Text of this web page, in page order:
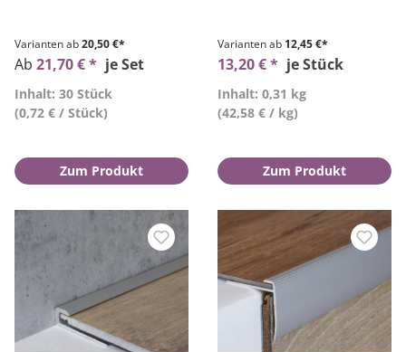
Varianten ab20,50 €*
Ab 21,70 € * je Set
Inhalt: 30 Stück
(0,72 € / Stück)
Zum Produkt
Varianten ab 12,45 €*
13,20 € * je Stück
Inhalt: 0,31 kg
(42,58 € / kg)
Zum Produkt